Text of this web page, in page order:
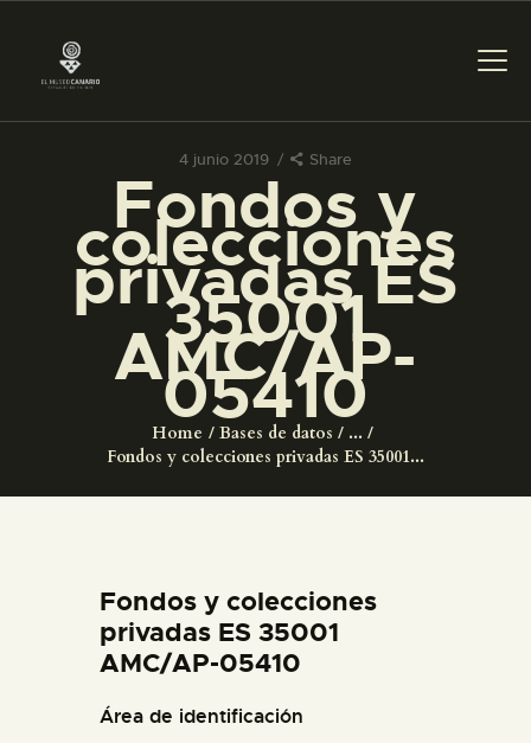
4 junio 2019 Share
Fondos y
colecciones
privadas ES
35001
AMC/AP-
05410
Home Bases de datos
...
Fondos y colecciones privadas ES 35001...
PREPARAR LA VISITA
ACTIVIDADES
█
EL MUSEO
ESPAÑOL
Fondos y colecciones
privadas ES 35001
AMC/AP-05410
Área de identificación